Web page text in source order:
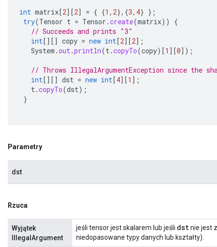
int matrix[2][2] = { {1 , 2},{3, 4} };
try(Tensor t = Tensor .create(matrix))
{
// Succeeds and prints "3"
int[][] copy = new int[2][2] ;
System .out .println(t .copyTo(copy) [1 ][0] );
// Throws IllegalArgumentException since the
int[][] dst = new int[4][1 ] ;
t .copyTo(dst);
}
Parametry
dst
Rzuca
Wyjątek
IllegalArgument
jeśli tensor jest skalarem lub jeśli dst nie jest
niedopasowane typy danych lub kształty).